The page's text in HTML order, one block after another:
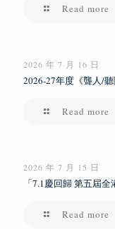
Read more
2026 年 7 月 16 日
2026-27年度《聾人/
Read more
2026 年 7 月 15 日
「7.1慶回歸 第五屆
Read more